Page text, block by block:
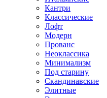
Кантри
Классические
Лофт
Модерн
Прованс
Неоклассика
Минимализм
Под старину
Скандинавские
Элитные